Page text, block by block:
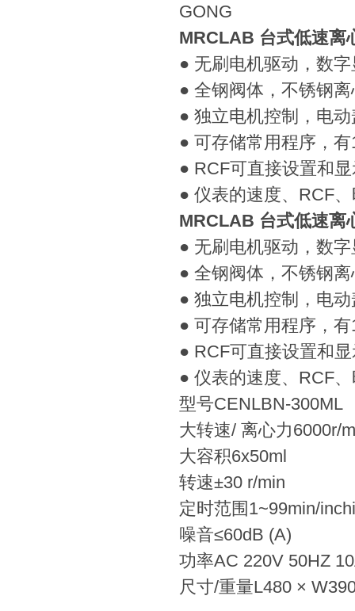
GONG
MRCLAB 台式低速离
● 无刷电机驱动，数
● 全钢阀体，不锈钢
● 独立电机控制，电
● 可存储常用程序，
● RCF可直接设置和
● 仪表的速度、RCF
MRCLAB 台式低速离
● 无刷电机驱动，数
● 全钢阀体，不锈钢
● 独立电机控制，电
● 可存储常用程序，
● RCF可直接设置和
● 仪表的速度、RCF
型号CENLBN-300ML
大转速/ 离心力6000r/
大容积6x50ml
转速±30 r/min
定时范围1~99min/
噪音≤60dB (A)
功率AC 220V 50HZ
尺寸/重量L480 ×